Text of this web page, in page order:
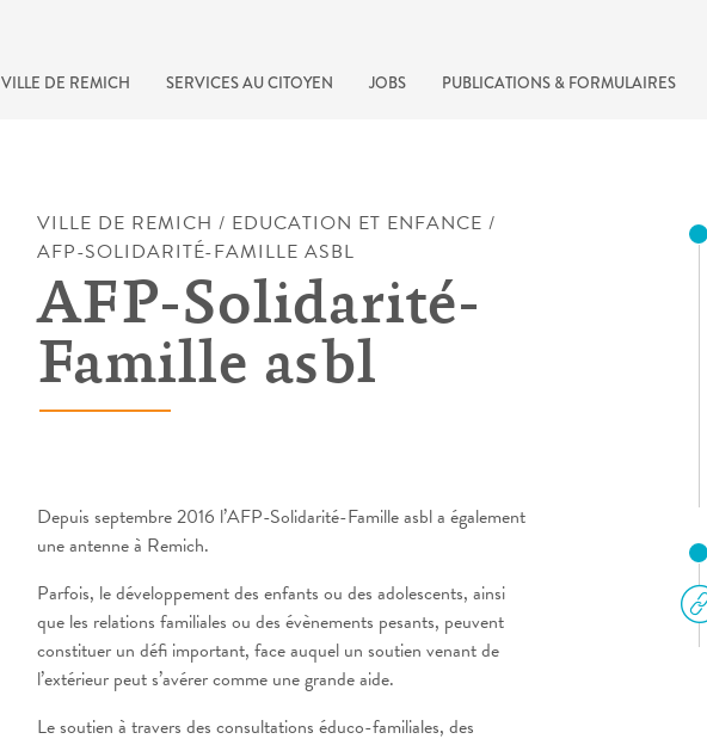
VILLE DE REMICH SERVICES AU CITOYEN JOBS PUBLICATIONS & FORMULAIRES
VILLE DE REMICH / EDUCATION ET ENFANCE /
AFP-SOLIDARITÉ-FAMILLE ASBL
AFP-Solidarité-
Famille asbl
Depuis septembre 2016 l’AFP-Solidarité-Famille asbl a également
une antenne à Remich.
Parfois, le développement des enfants ou des adolescents, ainsi
que les relations familiales ou des évènements pesants, peuvent
constituer un défi important, face auquel un soutien venant de
l’extérieur peut s’avérer comme une grande aide.
Le soutien à travers des consultations éduco-familiales, des